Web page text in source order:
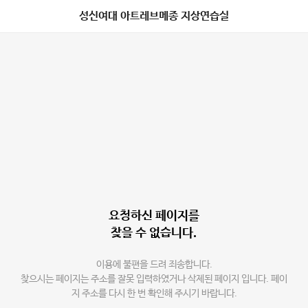
성신여대 아트레브메종 지상연습실
요청하신 페이지를
찾을 수 없습니다.
이용에 불편을 드려 죄송합니다.
찾으시는 페이지는 주소를 잘못 입력하였거나 삭제된 페이지 입니다. 페이
지 주소를 다시 한 번 확인해 주시기 바랍니다.